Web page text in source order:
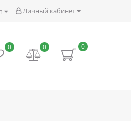
Личный кабинет
0
0
0